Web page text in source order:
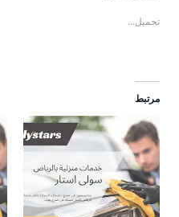
تحميل...
مرتبط